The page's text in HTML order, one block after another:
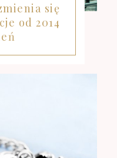
się
od 2014